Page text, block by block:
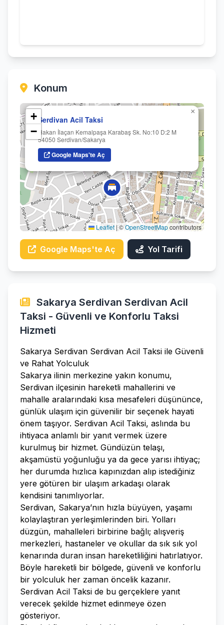
Konum
Serdivan Acil Taksi
Hakan İlaçan Kemalpaşa Karabaş Sk. No:10 D:2 M
54050 Serdivan/Sakarya
Google Maps'te Aç
×
+
−
Leaflet |©OpenStreetMapcontributors
Google Maps'te Aç Yol Tarifi
Sakarya Serdivan Serdivan Acil
Taksi - Güvenli ve Konforlu Taksi
Hizmeti
Sakarya Serdivan Serdivan Acil Taksi ile Güvenli
ve Rahat Yolculuk
Sakarya ilinin merkezine yakın konumu,
Serdivan ilçesinin hareketli mahallerini ve
mahalle aralarındaki kısa mesafeleri düşününce,
günlük ulaşım için güvenilir bir seçenek hayati
önem taşıyor. Serdivan Acil Taksi, aslında bu
ihtiyaca anlamlı bir yanıt vermek üzere
kurulmuş bir hizmet. Gündüzün telaşı,
akşamüstü yoğunluğu ya da gece yarısı ihtiyaç;
her durumda hızlıca kapınızdan alıp istediğiniz
yere götüren bir ulaşım arkadaşı olarak
kendisini tanımlıyorlar.
Serdivan, Sakarya’nın hızla büyüyen, yaşamı
kolaylaştıran yerleşimlerinden biri. Yolları
düzgün, mahalleleri birbirine bağlı; alışveriş
merkezleri, hastaneler ve okullar da sık sık yol
kenarında duran insan hareketliliğini hatırlatıyor.
Böyle hareketli bir bölgede, güvenli ve konforlu
bir yolculuk her zaman öncelik kazanır.
Serdivan Acil Taksi de bu gerçeklere yanıt
verecek şekilde hizmet edinmeye özen
gösteriyor.